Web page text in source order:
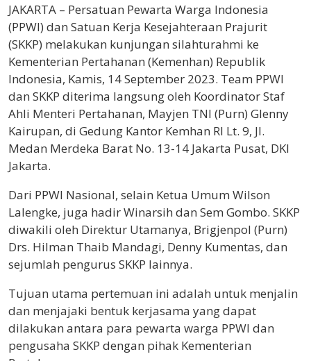
JAKARTA – Persatuan Pewarta Warga Indonesia
(PPWI) dan Satuan Kerja Kesejahteraan Prajurit
(SKKP) melakukan kunjungan silahturahmi ke
Kementerian Pertahanan (Kemenhan) Republik
Indonesia, Kamis, 14 September 2023. Team PPWI
dan SKKP diterima langsung oleh Koordinator Staf
Ahli Menteri Pertahanan, Mayjen TNI (Purn) Glenny
Kairupan, di Gedung Kantor Kemhan RI Lt. 9, Jl.
Medan Merdeka Barat No. 13-14 Jakarta Pusat, DKI
Jakarta.
Dari PPWI Nasional, selain Ketua Umum Wilson
Lalengke, juga hadir Winarsih dan Sem Gombo. SKKP
diwakili oleh Direktur Utamanya, Brigjenpol (Purn)
Drs. Hilman Thaib Mandagi, Denny Kumentas, dan
sejumlah pengurus SKKP lainnya.
Tujuan utama pertemuan ini adalah untuk menjalin
dan menjajaki bentuk kerjasama yang dapat
dilakukan antara para pewarta warga PPWI dan
pengusaha SKKP dengan pihak Kementerian